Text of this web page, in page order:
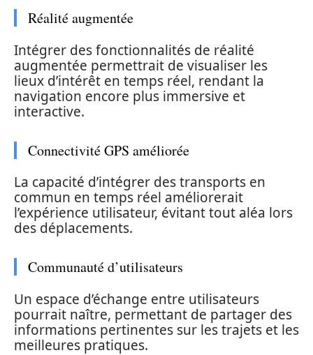
Réalité augmentée
Intégrer des fonctionnalités de réalité
augmentée permettrait de visualiser les
lieux d’intérêt en temps réel, rendant la
navigation encore plus immersive et
interactive.
Connectivité GPS améliorée
La capacité d’intégrer des transports en
commun en temps réel améliorerait
l’expérience utilisateur, évitant tout aléa lors
des déplacements.
Communauté d’utilisateurs
Un espace d’échange entre utilisateurs
pourrait naître, permettant de partager des
informations pertinentes sur les trajets et les
meilleures pratiques.